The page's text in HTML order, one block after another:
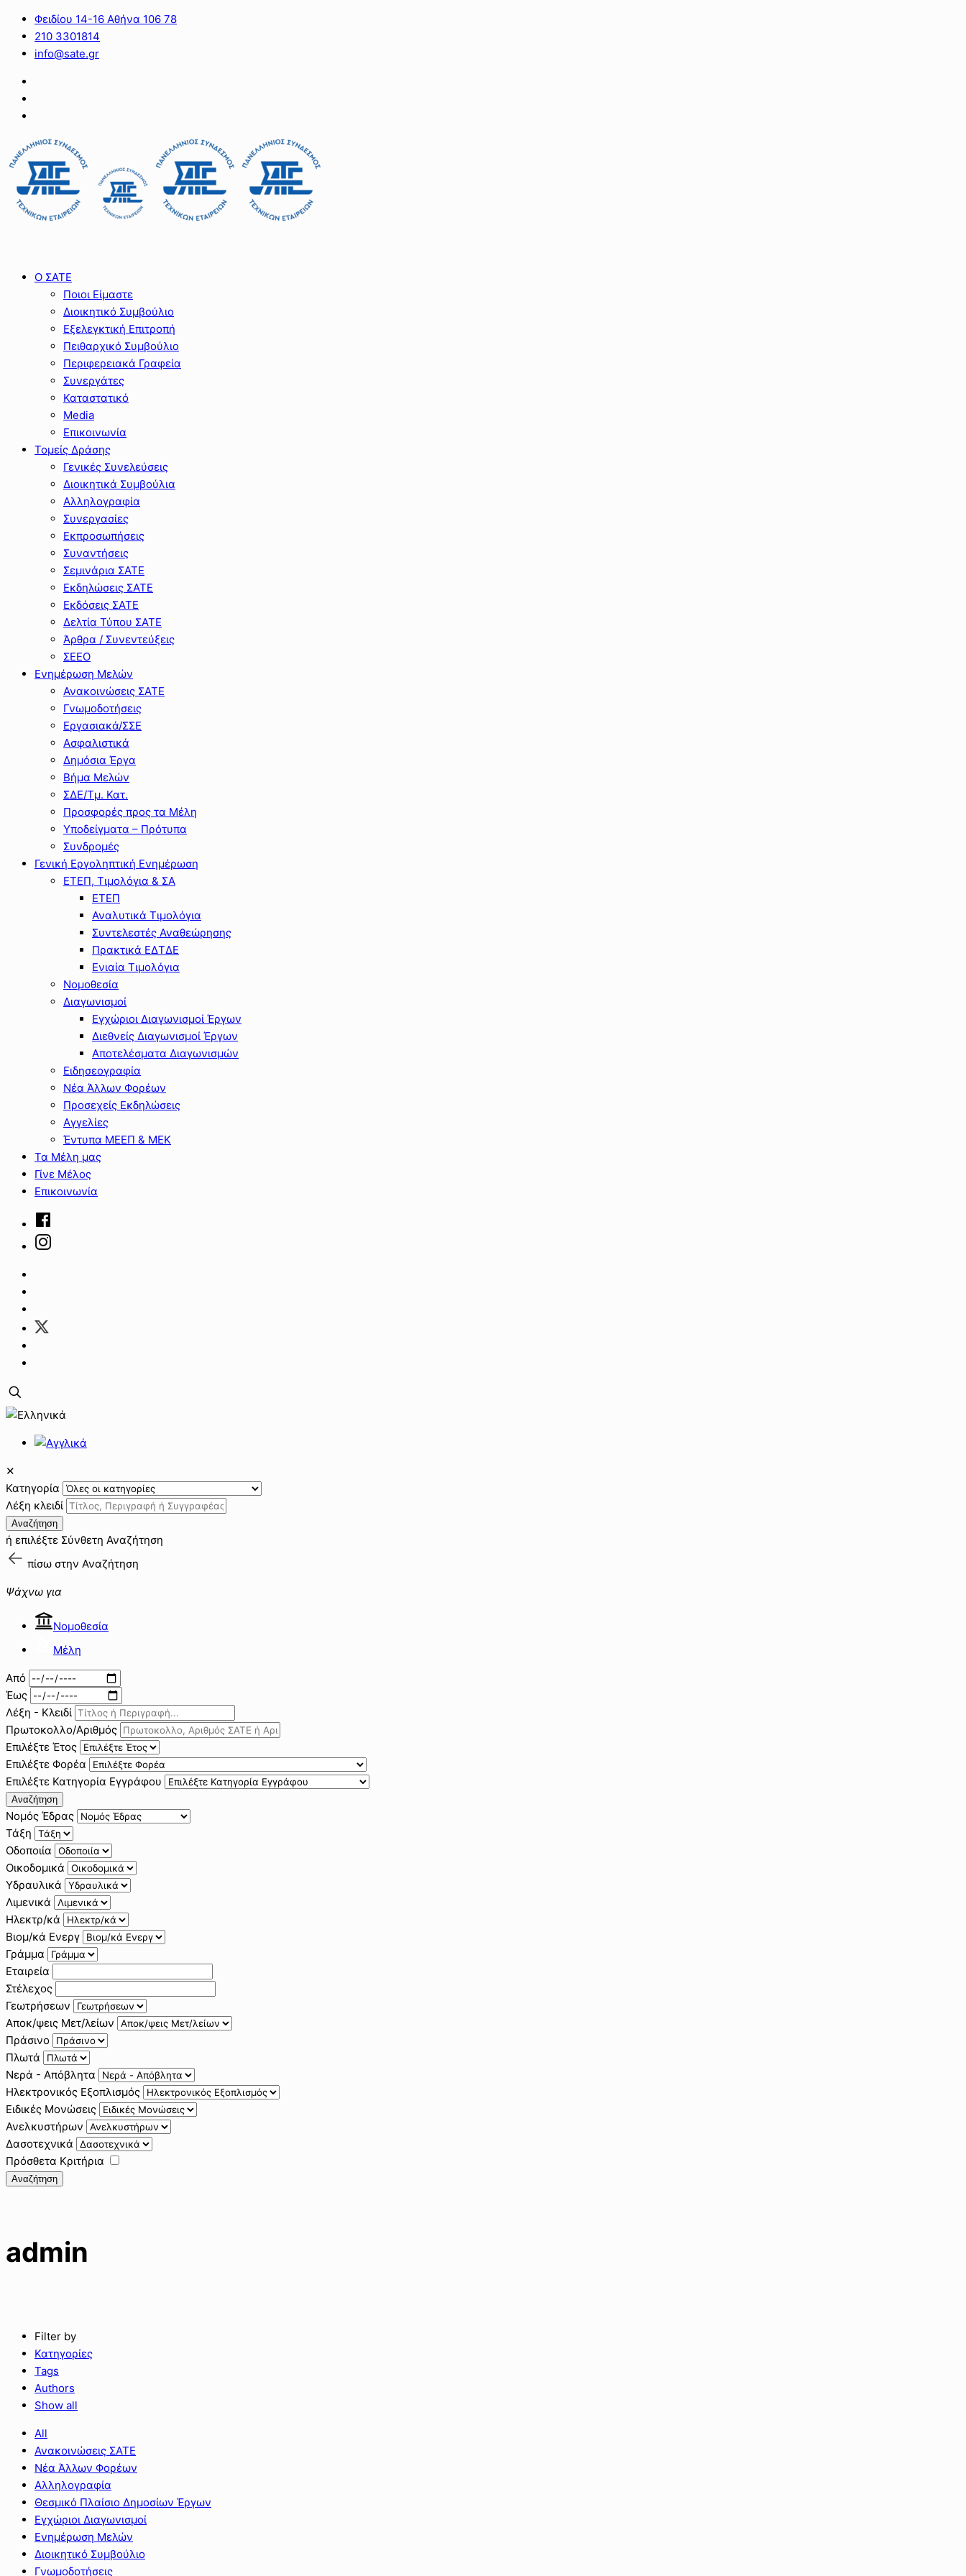
Φειδίου 14-16 Αθήνα 106 78
210 3301814
info@sate.gr
Ο ΣΑΤΕ
Ποιοι Είμαστε
Διοικητικό Συμβούλιο
Εξελεγκτική Επιτροπή
Πειθαρχικό Συμβούλιο
Περιφερειακά Γραφεία
Συνεργάτες
Καταστατικό
Media
Επικοινωνία
Τομείς Δράσης
Γενικές Συνελεύσεις
Διοικητικά Συμβούλια
Αλληλογραφία
Συνεργασίες
Εκπροσωπήσεις
Συναντήσεις
Σεμινάρια ΣΑΤΕ
Εκδηλώσεις ΣΑΤΕ
Εκδόσεις ΣΑΤΕ
Δελτία Τύπου ΣΑΤΕ
Άρθρα / Συνεντεύξεις
ΣΕΕΟ
Ενημέρωση Μελών
Ανακοινώσεις ΣΑΤΕ
Γνωμοδοτήσεις
Εργασιακά/ΣΣΕ
Ασφαλιστικά
Δημόσια Έργα
Βήμα Μελών
ΣΔΕ/Τμ. Κατ.
Προσφορές προς τα Μέλη
Υποδείγματα – Πρότυπα
Συνδρομές
Γενική Εργοληπτική Ενημέρωση
ΕΤΕΠ, Τιμολόγια & ΣΑ
ΕΤΕΠ
Αναλυτικά Τιμολόγια
Συντελεστές Αναθεώρησης
Πρακτικά ΕΔΤΔΕ
Ενιαία Τιμολόγια
Νομοθεσία
Διαγωνισμοί
Εγχώριοι Διαγωνισμοί Έργων
Διεθνείς Διαγωνισμοί Έργων
Αποτελέσματα Διαγωνισμών
Ειδησεογραφία
Νέα Άλλων Φορέων
Προσεχείς Εκδηλώσεις
Αγγελίες
Έντυπα ΜΕΕΠ & ΜΕΚ
Τα Μέλη μας
Γίνε Μέλος
Επικοινωνία
✕
Κατηγορία
Λέξη κλειδί
Αναζήτηση
ή επιλέξτε Σύνθετη Αναζήτηση
πίσω στην Αναζήτηση
Ψάχνω για
Νομοθεσία
Μέλη
Από
Έως
Λέξη - Κλειδί
Πρωτοκολλο/Αριθμός
Επιλέξτε Έτος
Επιλέξτε Φορέα
Επιλέξτε Κατηγορία Εγγράφου
Αναζήτηση
Νομός Έδρας
Τάξη
Οδοποιία
Οικοδομικά
Υδραυλικά
Λιμενικά
Ηλεκτρ/κά
Βιομ/κά Ενεργ
Γράμμα
Εταιρεία
Στέλεχος
Γεωτρήσεων
Αποκ/ψεις Μετ/λείων
Πράσινο
Πλωτά
Νερά - Απόβλητα
Ηλεκτρονικός Εξοπλισμός
Ειδικές Μονώσεις
Ανελκυστήρων
Δασοτεχνικά
Πρόσθετα Κριτήρια
Αναζήτηση
admin
Filter by
Κατηγορίες
Tags
Authors
Show all
All
Ανακοινώσεις ΣΑΤΕ
Νέα Άλλων Φορέων
Αλληλογραφία
Θεσμικό Πλαίσιο Δημοσίων Έργων
Εγχώριοι Διαγωνισμοί
Ενημέρωση Μελών
Διοικητικό Συμβούλιο
Γνωμοδοτήσεις